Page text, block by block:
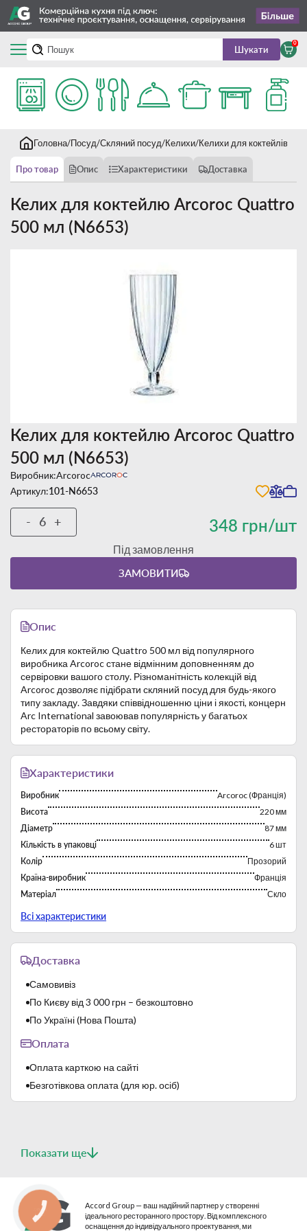
Шукати
0
Головна Посуд Скляний посуд Келихи Келихи для коктейлів
Про товар Опис Характеристики Доставка
Келих для коктейлю Arcoroc Quattro
500 мл (N6653)
Келих для коктейлю Arcoroc Quattro
500 мл (N6653)
Виробник:Arcoroc
Артикул:101-N6653
348 грн/шт
- +
Під замовлення
ЗАМОВИТИ
Опис
Келих для коктейлю Quattro 500 мл від популярного
виробника Arcoroc стане відмінним доповненням до
сервіровки вашого столу. Різноманітність колекцій від
Arcoroc дозволяє підібрати скляний посуд для будь-якого
типу закладу. Завдяки співвідношенню ціни і якості, концерн
Arc International завоював популярність у багатьох
рестораторів по всьому світу.
Характеристики
Виробник
Arcoroc (Франція)
Висота
220 мм
Діаметр
87 мм
Кількість в упаковці
6 шт
Колір
Прозорий
Країна-виробник
Франція
Матеріал
Скло
Можна мити в посудомийній машині
Серія
Quattro
Тип
Всі характеристики
Доставка
Самовивіз
По Києву від 3 000 грн – безкоштовно
По Україні (Нова Пошта)
Оплата
Оплата карткою на сайті
Безготівкова оплата (для юр. осіб)
Показати ще
Accord Group — ваш надійний партнер у створенні
ідеального ресторанного простору. Від комплексного
оснащення до індивідуального проектування, ми
КНОПКА
СВЯЗИ